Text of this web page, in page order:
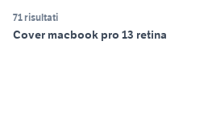
71 risultati
Cover macbook pro 13 retina